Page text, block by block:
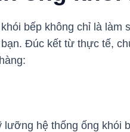
bếp không chỉ là làm
Đúc kết từ thực tế,
hệ thống ống khói